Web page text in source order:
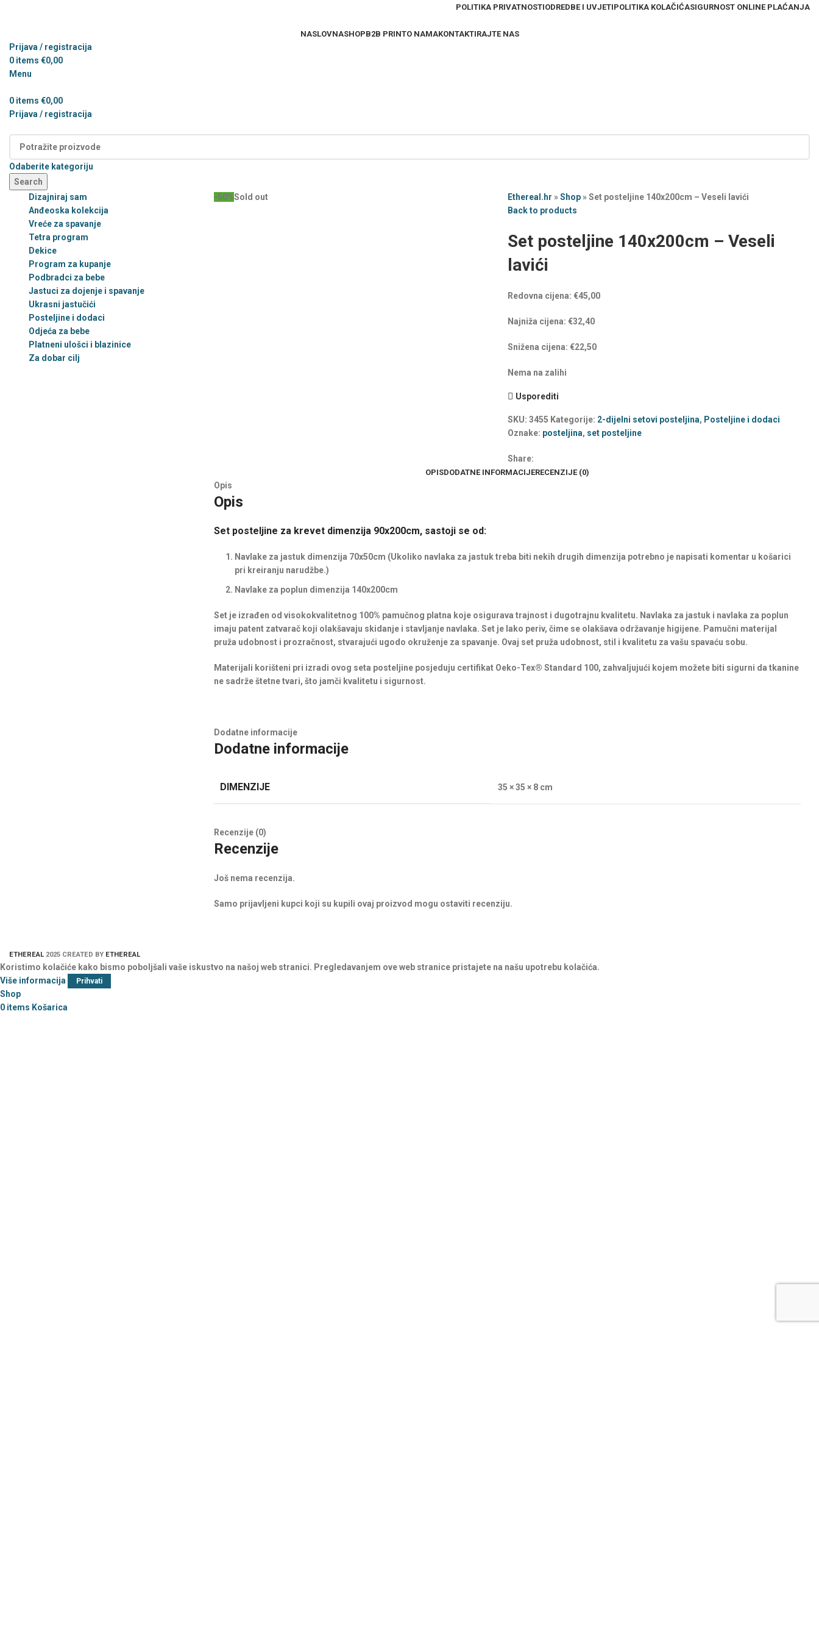
POLITIKA PRIVATNOSTIODREDBE I UVJETIPOLITIKA KOLAČIĆASIGURNOST ONLINE PLAĆANJA
NASLOVNASHOPB2B PRINTO NAMAKONTAKTIRAJTE NAS
Prijava / registracija
0 items €0,00
Menu
0 items €0,00
Prijava / registracija
Odaberite kategoriju
Search
-50%Sold out Ethereal.hr »Shop»Set posteljine 140x200cm – Veseli lavići
Back to products
Set posteljine 140x200cm – Veseli
lavići
Redovna cijena: €45,00
Najniža cijena: €32,40
Snižena cijena: €22,50
Nema na zalihi
Usporediti
SKU: 3455 Kategorije: 2-dijelni setovi posteljina, Posteljine i dodaci
Oznake: posteljina, set posteljine
Share:
OPISDODATNE INFORMACIJERECENZIJE (0)
Opis
Opis
Set posteljine za krevet dimenzija 90x200cm, sastoji se od:
Navlake za jastuk dimenzija 70x50cm (Ukoliko navlaka za jastuk treba biti nekih drugih dimenzija potrebno je napisati komentar u košarici
pri kreiranju narudžbe.)
Navlake za poplun dimenzija 140x200cm
Set je izrađen od visokokvalitetnog 100% pamučnog platna koje osigurava trajnost i dugotrajnu kvalitetu. Navlaka za jastuk i navlaka za poplun
imaju patent zatvarač koji olakšavaju skidanje i stavljanje navlaka. Set je lako periv, čime se olakšava održavanje higijene. Pamučni materijal
pruža udobnost i prozračnost, stvarajući ugodo okruženje za spavanje. Ovaj set pruža udobnost, stil i kvalitetu za vašu spavaću sobu.
Materijali korišteni pri izradi ovog seta posteljine posjeduju certifikat Oeko-Tex® Standard 100, zahvaljujući kojem možete biti sigurni da tkanine
ne sadrže štetne tvari, što jamči kvalitetu i sigurnost.
Dodatne informacije
Dodatne informacije
DIMENZIJE 35 × 35 × 8 cm
Recenzije (0)
Recenzije
Još nema recenzija.
Samo prijavljeni kupci koji su kupili ovaj proizvod mogu ostaviti recenziju.
Dizajniraj sam
Anđeoska kolekcija
Vreće za spavanje
Tetra program
Dekice
Program za kupanje
Podbradci za bebe
Jastuci za dojenje i spavanje
Ukrasni jastučići
Posteljine i dodaci
Odjeća za bebe
Platneni ulošci i blazinice
Za dobar cilj
ETHEREAL 2025 CREATED BY ETHEREAL
Koristimo kolačiće kako bismo poboljšali vaše iskustvo na našoj web stranici. Pregledavanjem ove web stranice pristajete na našu upotrebu kolačića.
Više informacija
Prihvati
Shop
0 items Košarica